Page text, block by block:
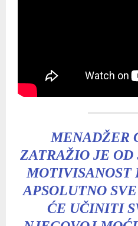
MENADŽER
ZATRAŽIO JE
MOTIVISANOST
APSOLUTNO
ĆE UČINITI